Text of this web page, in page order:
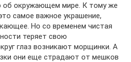
об окружающем мире. К тому же
самое важное украшение,
Но со временем чистая
теряет свою
глаз возникают морщинки. А
они еще страдают от мешков